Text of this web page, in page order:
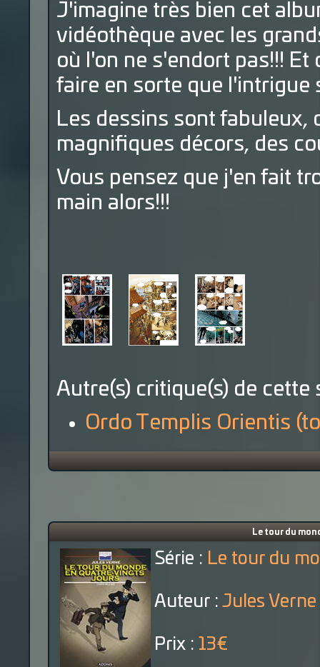
J'imagine très bien cet
vidéothèque avec les
où l'on ne s'endort pas!!!
faire en sorte que l'intrigue
Les dessins sont fabuleux,
magnifiques décors, des
Vous pensez que j'en fait
main alors!!!
Autre(s) critique(s) de cette
Ordo Templis Orientis
Le tour du
Série : Le tour du
Auteur : Jules Verne
Prix : 13€